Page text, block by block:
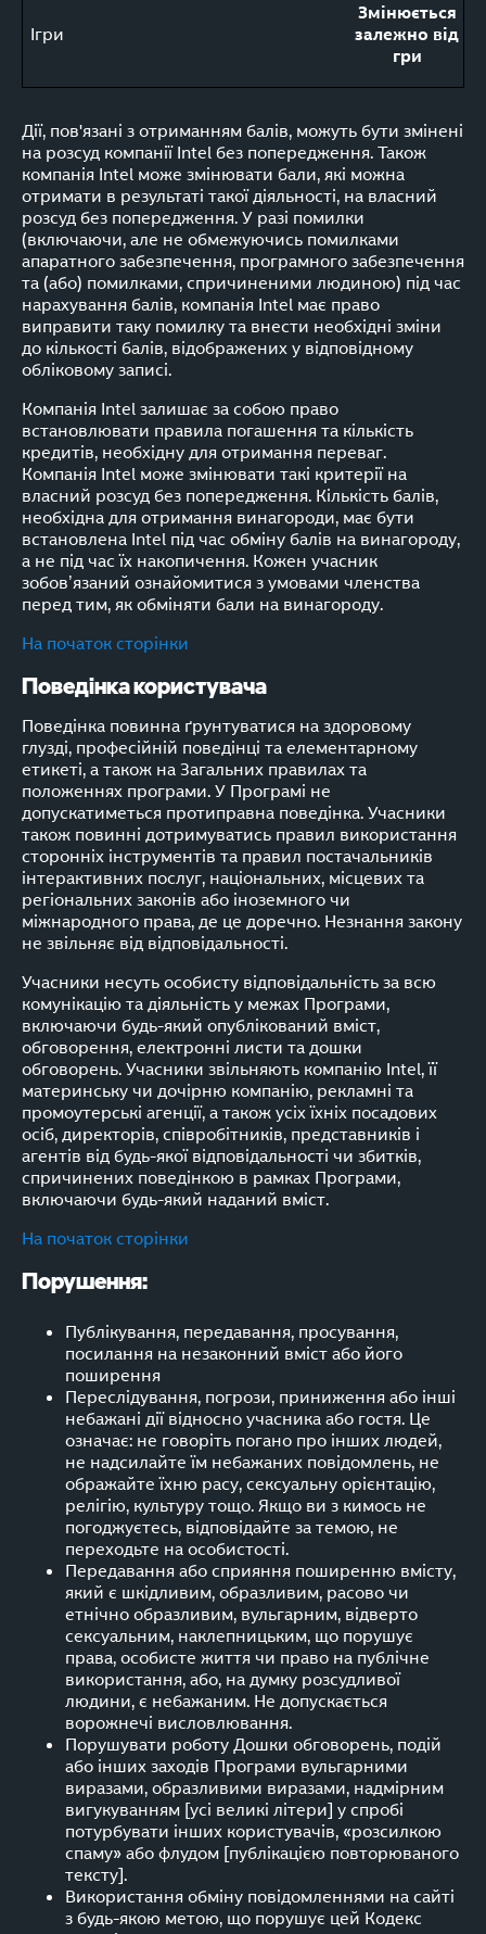
Ігри
Змінюється
залежно від
гри
Дії, пов'язані з отриманням балів, можуть бути змінені
на розсуд компанії Intel без попередження. Також
компанія Intel може змінювати бали, які можна
отримати в результаті такої діяльності, на власний
розсуд без попередження. У разі помилки
(включаючи, але не обмежуючись помилками
апаратного забезпечення, програмного забезпечення
та (або) помилками, спричиненими людиною) під час
нарахування балів, компанія Intel має право
виправити таку помилку та внести необхідні зміни
до кількості балів, відображених у відповідному
обліковому записі.
Компанія Intel залишає за собою право
встановлювати правила погашення та кількість
кредитів, необхідну для отримання переваг.
Компанія Intel може змінювати такі критерії на
власний розсуд без попередження. Кількість балів,
необхідна для отримання винагороди, має бути
встановлена Intel під час обміну балів на винагороду,
а не під час їх накопичення. Кожен учасник
зобов’язаний ознайомитися з умовами членства
перед тим, як обміняти бали на винагороду.
На початок сторінки
Поведінка користувача
Поведінка повинна ґрунтуватися на здоровому
глузді, професійній поведінці та елементарному
етикеті, а також на Загальних правилах та
положеннях програми. У Програмі не
допускатиметься протиправна поведінка. Учасники
також повинні дотримуватись правил використання
сторонніх інструментів та правил постачальників
інтерактивних послуг, національних, місцевих та
регіональних законів або іноземного чи
міжнародного права, де це доречно. Незнання закону
не звільняє від відповідальності.
Учасники несуть особисту відповідальність за всю
комунікацію та діяльність у межах Програми,
включаючи будь-який опублікований вміст,
обговорення, електронні листи та дошки
обговорень. Учасники звільняють компанію Intel, її
материнську чи дочірню компанію, рекламні та
промоутерські агенції, а також усіх їхніх посадових
осіб, директорів, співробітників, представників і
агентів від будь-якої відповідальності чи збитків,
спричинених поведінкою в рамках Програми,
включаючи будь-який наданий вміст.
На початок сторінки
Порушення:
Публікування, передавання, просування,
посилання на незаконний вміст або його
поширення
Переслідування, погрози, приниження або інші
небажані дії відносно учасника або гостя. Це
означає: не говоріть погано про інших людей,
не надсилайте їм небажаних повідомлень, не
ображайте їхню расу, сексуальну орієнтацію,
релігію, культуру тощо. Якщо ви з кимось не
погоджуєтесь, відповідайте за темою, не
переходьте на особистості.
Передавання або сприяння поширенню вмісту,
який є шкідливим, образливим, расово чи
етнічно образливим, вульгарним, відверто
сексуальним, наклепницьким, що порушує
права, особисте життя чи право на публічне
використання, або, на думку розсудливої
людини, є небажаним. Не допускається
ворожнечі висловлювання.
Порушувати роботу Дошки обговорень, подій
або інших заходів Програми вульгарними
виразами, образливими виразами, надмірним
вигукуванням [усі великі літери] у спробі
потурбувати інших користувачів, «розсилкою
спаму» або флудом [публікацією повторюваного
тексту].
Використання обміну повідомленнями на сайті
з будь-якою метою, що порушує цей Кодекс